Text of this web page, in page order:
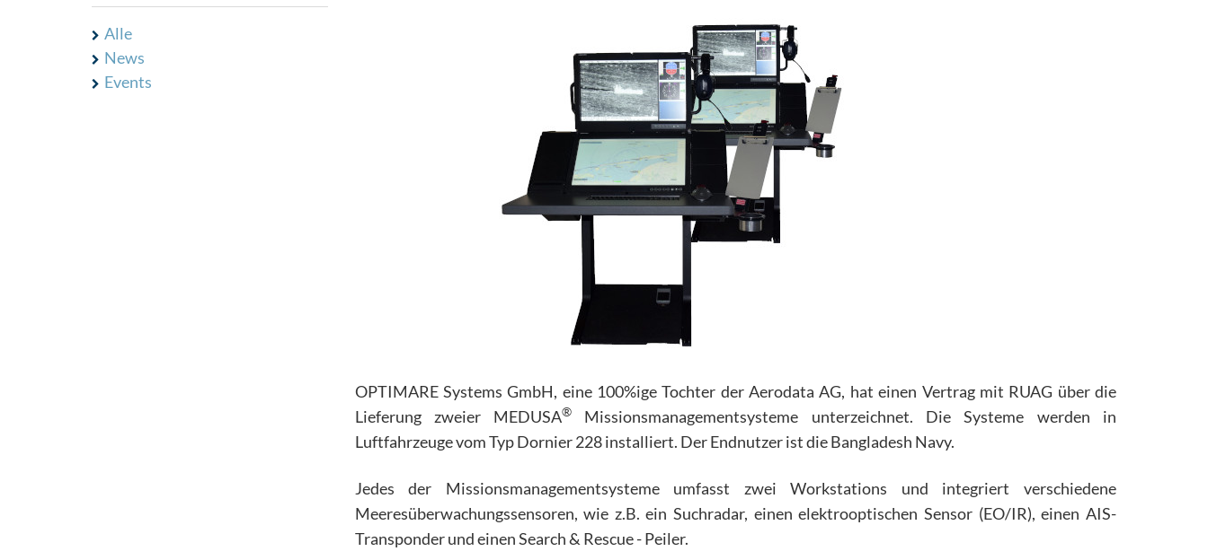
Alle
News
Events
OPTIMARE Systems GmbH, eine 100%ige Tochter der Aerodata AG, hat einen Vertrag mit RUAG über die
Lieferung zweier MEDUSA®
Missionsmanagementsysteme unterzeichnet. Die Systeme werden in
Luftfahrzeuge vom Typ Dornier 228 installiert. Der Endnutzer ist die Bangladesh Navy.
Jedes der Missionsmanagementsysteme umfasst zwei Workstations und integriert verschiedene
Meeresüberwachungssensoren, wie z.B. ein Suchradar, einen elektrooptischen Sensor (EO/IR), einen AIS-
Transponder und einen Search & Rescue - Peiler.